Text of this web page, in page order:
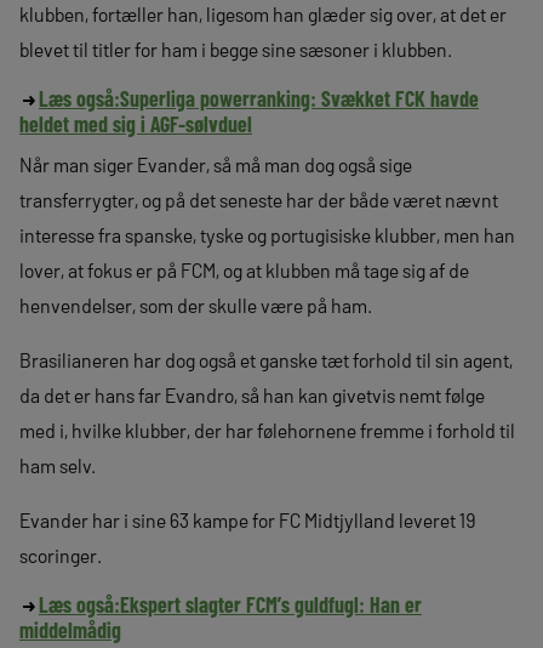
klubben, fortæller han, ligesom han glæder sig over, at det er
blevet til titler for ham i begge sine sæsoner i klubben.
Læs også:Superliga powerranking: Svækket FCK havde
heldet med sig i AGF-sølvduel
Når man siger Evander, så må man dog også sige
transferrygter, og på det seneste har der både været nævnt
interesse fra spanske, tyske og portugisiske klubber, men han
lover, at fokus er på FCM, og at klubben må tage sig af de
henvendelser, som der skulle være på ham.
Brasilianeren har dog også et ganske tæt forhold til sin agent,
da det er hans far Evandro, så han kan givetvis nemt følge
med i, hvilke klubber, der har følehornene fremme i forhold til
ham selv.
Evander har i sine 63 kampe for FC Midtjylland leveret 19
scoringer.
Læs også:Ekspert slagter FCM’s guldfugl: Han er
middelmådig